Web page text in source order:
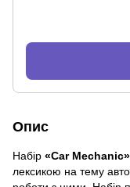
Опис
Набір «Car Mechanic»
лексикою на тему